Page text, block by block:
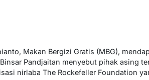
Makan Bergizi Gratis (MBG),
Pandjaitan menyebut pihak asing
nirlaba The Rockefeller Foundation